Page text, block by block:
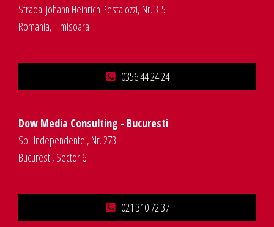
Strada. Johann Heinrich Pestalozzi, Nr. 3-5
Romania, Timisoara
0356 44 24 24
Dow Media Consulting - Bucuresti
Spl. Independentei, Nr. 273
Bucuresti, Sector 6
021 310 72 37